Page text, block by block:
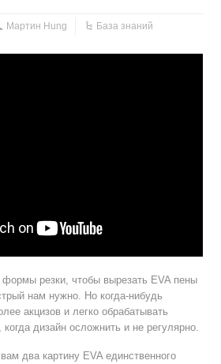
Мартин Hung База знаний
резки, чтобы вырезать EVA пены
нам нужно. Но когда-нибудь
акцизов и легко обрабатывать
когда дизайн осложнить и не регулярно.
два картину EVA единственного